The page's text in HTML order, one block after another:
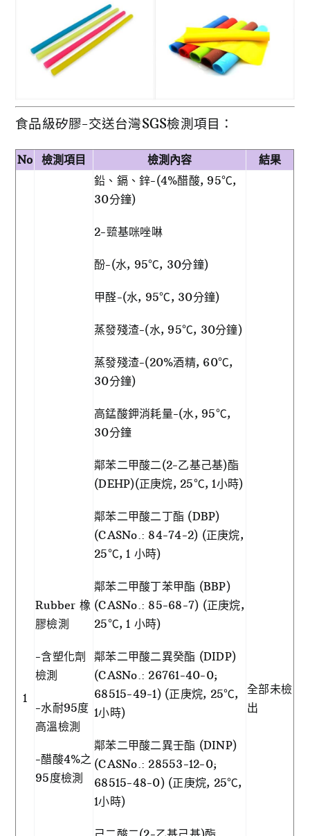
食品級矽膠-交送台灣SGS檢測項目：
No 檢測項目 檢測內容 結果
1
Rubber 橡
膠檢測
-含塑化劑
檢測
-水耐95度
高溫檢測
-醋酸4%之
95度檢測
鉛、鎘、鋅-(4%醋酸, 95℃,
30分鐘)
2-巰基咪唑啉
酚-(水, 95℃, 30分鐘)
甲醛-(水, 95℃, 30分鐘)
蒸發殘渣-(水, 95℃, 30分鐘)
蒸發殘渣-(20%酒精, 60℃,
30分鐘)
高錳酸鉀消耗量-(水, 95℃,
30分鐘
鄰苯二甲酸二(2-乙基己基)酯
(DEHP)(正庚烷, 25℃, 1小時)
鄰苯二甲酸二丁酯 (DBP)
(CASNo.: 84-74-2) (正庚烷,
25℃, 1 小時)
鄰苯二甲酸丁苯甲酯 (BBP)
(CASNo.: 85-68-7) (正庚烷,
25℃, 1 小時)
鄰苯二甲酸二異癸酯 (DIDP)
(CASNo.: 26761-40-0;
68515-49-1) (正庚烷, 25℃,
1小時)
鄰苯二甲酸二異壬酯 (DINP)
(CASNo.: 28553-12-0;
68515-48-0) (正庚烷, 25℃,
1小時)
全部未檢
出